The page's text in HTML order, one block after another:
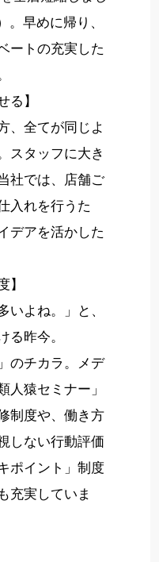
。早めに帰り、
ートの充実した
る】
、全てが同じよ
スタッフに大き
社では、店舗ご
入れを行うた
デアを活かした
】
いよね。」と、
る昨今。
のチカラ。メデ
人猿セミナー」
制度や、働き方
しない行動評価
ポイント」制度
充実していま